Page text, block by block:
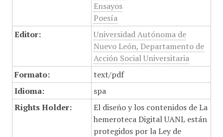
Ensayos
Poesía
Editor:
Universidad Autónoma de
Nuevo León, Departamento de
Acción Social Universitaria
Formato:
text/pdf
Idioma:
spa
Rights Holder:
El diseño y los contenidos de La
hemeroteca Digital UANL están
protegidos por la Ley de